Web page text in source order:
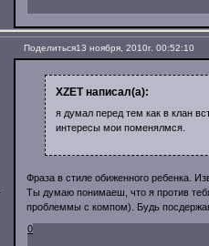
Поделиться13 ноября, 2010г. 00:52:10
XZET написал(а):
я думал перед тем как в клан
интересы мои поменялмся.
Фраза в стиле обиженного ребенка.
Ты думаю понимаеш, что я против
проблеммы с компом). Будь
0